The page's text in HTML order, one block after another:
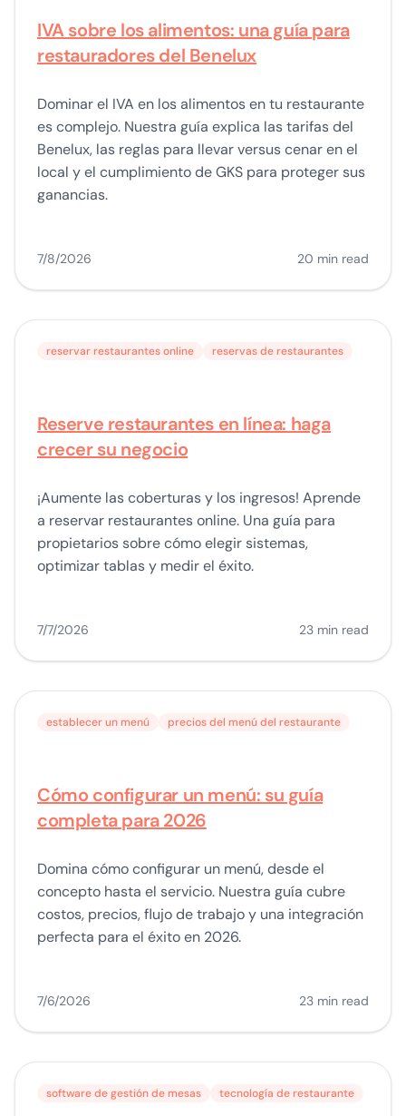
IVA sobre los alimentos: una guía para
restauradores del Benelux
Dominar el IVA en los alimentos en tu restaurante
es complejo. Nuestra guía explica las tarifas del
Benelux, las reglas para llevar versus cenar en el
local y el cumplimiento de GKS para proteger sus
ganancias.
7/8/2026 20 min read
reservar restaurantes online reservas de restaurantes
Reserve restaurantes en línea: haga
crecer su negocio
¡Aumente las coberturas y los ingresos! Aprende
a reservar restaurantes online. Una guía para
propietarios sobre cómo elegir sistemas,
optimizar tablas y medir el éxito.
7/7/2026 23 min read
establecer un menú precios del menú del restaurante
Cómo configurar un menú: su guía
completa para 2026
Domina cómo configurar un menú, desde el
concepto hasta el servicio. Nuestra guía cubre
costos, precios, flujo de trabajo y una integración
perfecta para el éxito en 2026.
7/6/2026 23 min read
software de gestión de mesas tecnología de restaurante